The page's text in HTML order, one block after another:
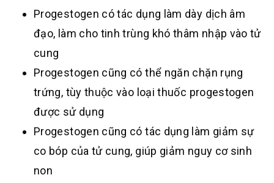
Progestogen có tác dụng làm dày dịch âm
đạo, làm cho tinh trùng khó thâm nhập vào tử
cung
Progestogen cũng có thể ngăn chặn rụng
trứng, tùy thuộc vào loại thuốc progestogen
được sử dụng
Progestogen cũng có tác dụng làm giảm sự
co bóp của tử cung, giúp giảm nguy cơ sinh
non